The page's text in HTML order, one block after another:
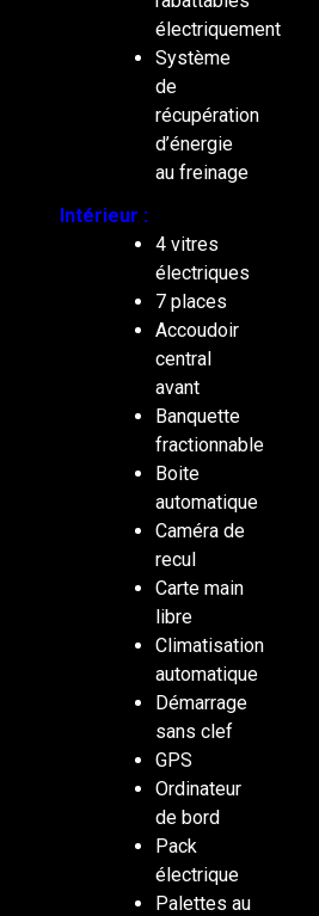
électriquement
Système
de
récupération
d’énergie
au freinage
Intérieur :
4 vitres
électriques
7 places
Accoudoir
central
avant
Banquette
fractionnable
Boite
automatique
Caméra de
recul
Carte main
libre
Climatisation
automatique
Démarrage
sans clef
GPS
Ordinateur
de bord
Pack
électrique
Palettes au